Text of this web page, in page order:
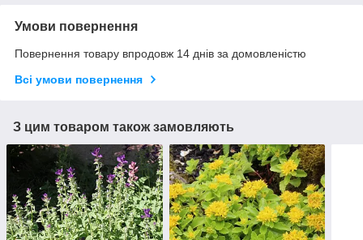
Умови повернення
Повернення товару впродовж 14 днів за домовленістю
Всі умови повернення
З цим товаром також замовляють